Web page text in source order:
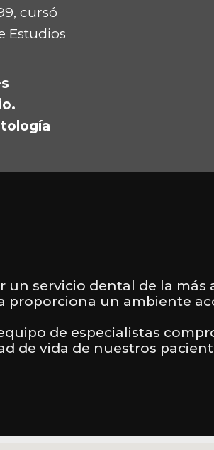
cursó
Estudios
servicio dental de la
proporciona un ambiente
de especialistas
de vida de nuestros